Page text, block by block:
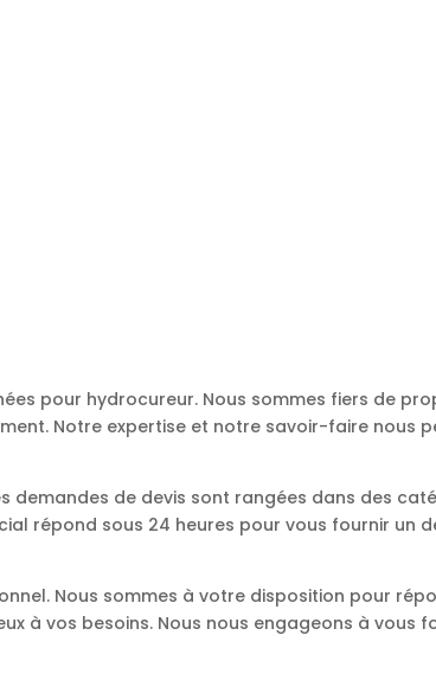
pour hydrocureur. Nous sommes fiers de
Notre expertise et notre savoir-faire nous
demandes de devis sont rangées dans des
répond sous 24 heures pour vous fournir un
Nous sommes à votre disposition pour
à vos besoins. Nous nous engageons à vous